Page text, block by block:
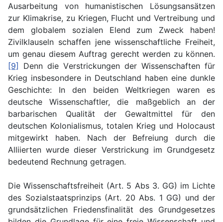
Ausarbeitung von humanistischen Lösungsansätzen
zur Klimakrise, zu Kriegen, Flucht und Vertreibung und
dem globalem sozialen Elend zum Zweck haben!
Zivilklauseln schaffen jene wissenschaftliche Freiheit,
um genau diesem Auftrag gerecht werden zu können.
[9] Denn die Verstrickungen der Wissenschaften für
Krieg insbesondere in Deutschland haben eine dunkle
Geschichte: In den beiden Weltkriegen waren es
deutsche Wissenschaftler, die maßgeblich an der
barbarischen Qualität der Gewaltmittel für den
deutschen Kolonialismus, totalen Krieg und Holocaust
mitgewirkt haben. Nach der Befreiung durch die
Alliierten wurde dieser Verstrickung im Grundgesetz
bedeutend Rechnung getragen.
Die Wissenschaftsfreiheit (Art. 5 Abs 3. GG) im Lichte
des Sozialstaatsprinzips (Art. 20 Abs. 1 GG) und der
grundsätzlichen Friedensfinalität des Grundgesetzes